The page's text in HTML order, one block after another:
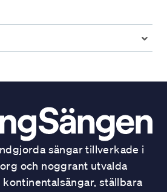
sängar tillverkade i
och noggrant utvalda
ställbara